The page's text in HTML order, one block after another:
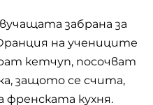
забрана за
на учениците
кетчуп, посочват
защото се счита,
френската кухня.